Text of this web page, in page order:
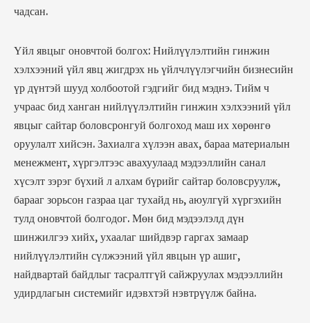
чадсан.
Үйл явцыг оновчтой болгох: Нийлүүлэлтийн гинжин
хэлхээний үйл явц жигдрэх нь үйлчлүүлэгчийн бизнесийн
үр дүнтэй шууд холбоотой гэдгийг бид мэднэ. Тийм ч
учраас бид ханган нийлүүлэлтийн гинжин хэлхээний үйл
явцыг сайтар боловсронгуй болгоход маш их хөрөнгө
оруулалт хийсэн. Захиалга хүлээн авах, бараа материалын
менежмент, хүргэлтээс авахуулаад мэдээллийн санал
хүсэлт зэрэг бүхий л алхам бүрийг сайтар боловсруулж,
барааг зорьсон газраа цаг тухайд нь, аюулгүй хүргэхийн
тулд оновчтой болгодог. Мөн бид мэдээлэлд дүн
шинжилгээ хийх, ухаалаг шийдвэр гаргах замаар
нийлүүлэлтийн сүлжээний үйл явцын үр ашиг,
найдвартай байдлыг тасралтгүй сайжруулах мэдээллийн
удирдлагын системийг идэвхтэй нэвтрүүлж байна.